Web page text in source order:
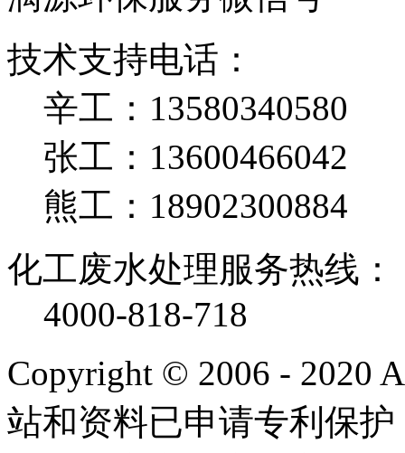
技术支持电话：
辛工：13580340580
张工：13600466042
熊工：18902300884
化工废水处理服务热线：
4000-818-718
Copyright © 2006 - 2020
站和资料已申请专利保